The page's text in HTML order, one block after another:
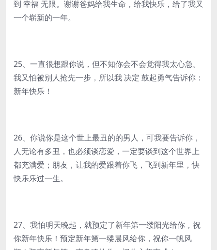
到 幸福 无限。谢谢爸妈给我生命，给我快乐，给了我又
一个崭新的一年。
25、一直很想跟你说，但不知你会不会觉得我太心急。
我又怕被别人抢先一步，所以我 决定 鼓起勇气告诉你：
新年快乐！
26、你说你是这个世上最丑的的男人，可我要告诉你，
人无论有多丑，也必须谈恋爱，一定要谈到这个世界上
都充满爱；朋友，让我的爱跟着你飞，飞到新年里，快
快乐乐过一生。
27、我怕明天晚起，就预定了新年第一缕阳光给你，祝
你新年快乐！预定新年第一缕晨风给你，祝你一帆风